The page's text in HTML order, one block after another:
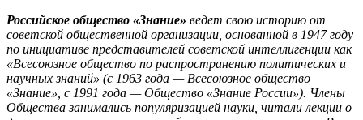
Российское общество «Знание» ведет свою историю от
советской общественной организации, основанной в 1947 году
по инициативе представителей советской интеллигенции как
«Всесоюзное общество по распространению политических и
научных знаний» (с 1963 года — Всесоюзное общество
«Знание», с 1991 года — Общество «Знание России»). Члены
Общества занимались популяризацией науки, читали лекции о